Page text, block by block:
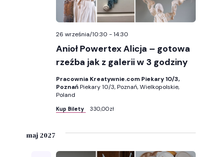
Anioł Powertex Alicja – gotowa
rzeźba jak z galerii w 3 godziny
26 września/10:30 -14:30
Pracownia Kreatywnie.com Piekary 10/3,
PoznańPiekary 10/3, Poznań, Wielkopolskie,
Poland
Kup Bilety 330,00zł
maj 2027